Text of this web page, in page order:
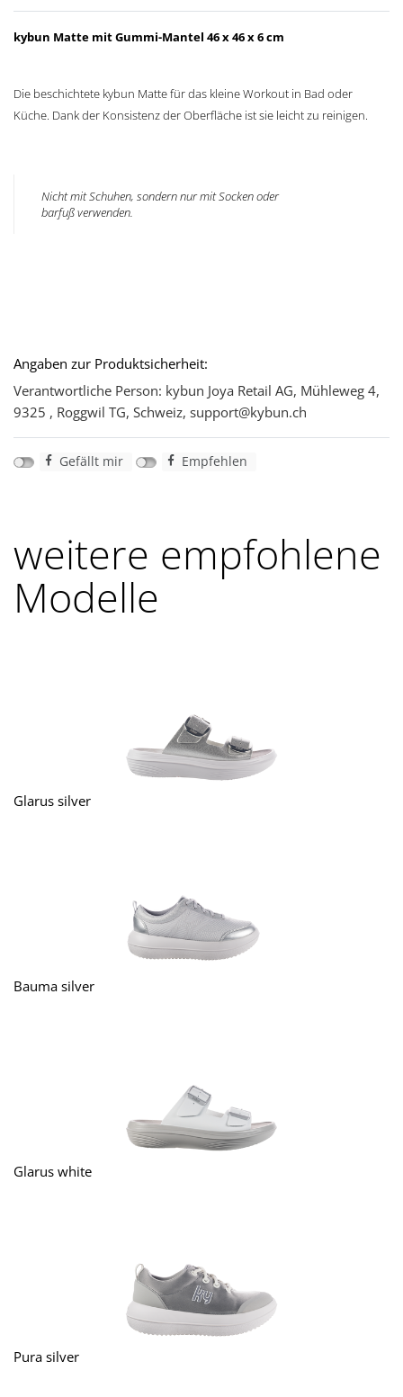
kybun Matte mit Gummi-Mantel 46 x 46 x 6 cm
Die beschichtete kybun Matte für das kleine Workout in Bad oder
Küche. Dank der Konsistenz der Oberfläche ist sie leicht zu reinigen.
Nicht mit Schuhen, sondern nur mit Socken oder
barfuß verwenden.
Angaben zur Produktsicherheit:
Verantwortliche Person: kybun Joya Retail AG, Mühleweg 4,
9325 , Roggwil TG, Schweiz, support@kybun.ch
Gefällt mir Empfehlen
weitere empfohlene
Modelle
Glarus silver
Bauma silver
Glarus white
Pura silver